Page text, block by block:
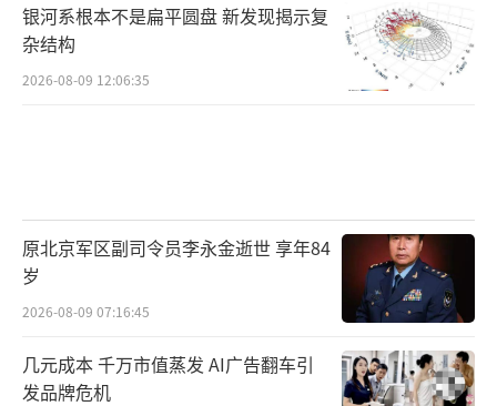
银河系根本不是扁平圆盘 新发现揭示复
杂结构
2026-08-09 12:06:35
原北京军区副司令员李永金逝世 享年84
岁
2026-08-09 07:16:45
几元成本 千万市值蒸发 AI广告翻车引
发品牌危机